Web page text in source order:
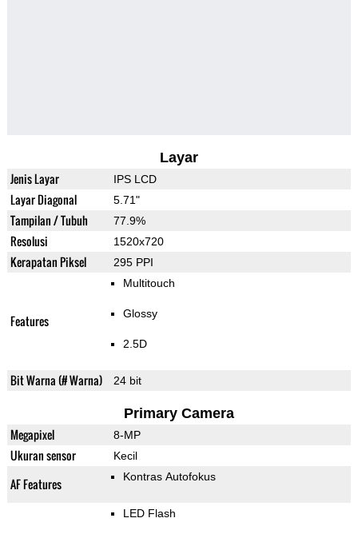
Layar
Jenis Layar IPS LCD
Layar Diagonal 5.71"
Tampilan / Tubuh 77.9%
Resolusi 1520x720
Kerapatan Piksel 295 PPI
Features
Multitouch
Glossy
2.5D
Bit Warna (# Warna) 24 bit
Primary Camera
Megapixel 8-MP
Ukuran sensor Kecil
AF Features Kontras Autofokus
LED Flash